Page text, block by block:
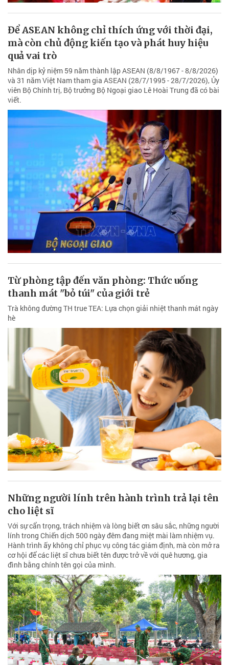
Để ASEAN không chỉ thích ứng với thời đại,
mà còn chủ động kiến tạo và phát huy hiệu
quả vai trò
Nhân dịp kỷ niệm 59 năm thành lập ASEAN (8/8/1967 - 8/8/2026)
và 31 năm Việt Nam tham gia ASEAN (28/7/1995 - 28/7/2026), Ủy
viên Bộ Chính trị, Bộ trưởng Bộ Ngoại giao Lê Hoài Trung đã có bài
viết.
Từ phòng tập đến văn phòng: Thức uống
thanh mát "bỏ túi" của giới trẻ
Trà không đường TH true TEA: Lựa chọn giải nhiệt thanh mát ngày
hè
Những người lính trên hành trình trả lại tên
cho liệt sĩ
Với sự cẩn trọng, trách nhiệm và lòng biết ơn sâu sắc, những người
lính trong Chiến dịch 500 ngày đêm đang miệt mài làm nhiệm vụ.
Hành trình ấy không chỉ phục vụ công tác giám định, mà còn mở ra
cơ hội để các liệt sĩ chưa biết tên được trở về với quê hương, gia
đình bằng chính tên gọi của mình.